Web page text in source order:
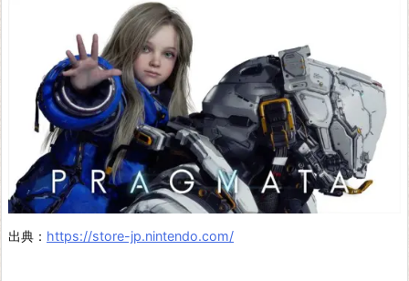
ク
エ
ス
ト
V
出典： https://store-jp.nintendo.com/